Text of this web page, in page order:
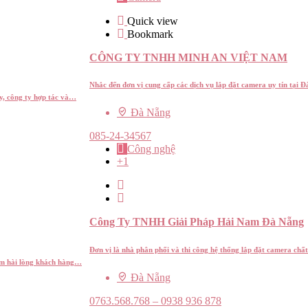
Quick view
Bookmark
CÔNG TY TNHH MINH AN VIỆT NAM
Nhắc đến đơn vị cung cấp các dịch vụ lắp đặt camera uy tín tại
Đà Nẵng
085-24-34567
Công nghệ
+1
công ty hợp tác và…
Công Ty TNHH Giải Pháp Hải Nam Đà Nẵng
Đơn vị là nhà phân phối và thi công hệ thống lắp đặt camera
Đà Nẵng
0763.568.768 – 0938 936 878
hài lòng khách hàng…